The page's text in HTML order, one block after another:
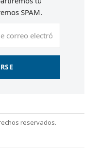
SPAM.
reservados.